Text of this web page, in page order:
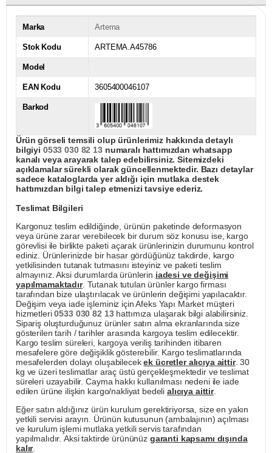
Marka Artema
Stok Kodu ARTEMA.A45786
Model
EAN Kodu 3605400046107
Barkod
Ürün görseli temsili olup ürünlerimiz hakkında detaylı
bilgiyi 0533 030 82 13numaralı hattımızdan whatsapp
kanalı veya arayarak talep edebilirsiniz. Sitemizdeki
açıklamalar sürekli olarak güncellenmektedir. Bazı detaylar
sadece kataloglarda yer aldığı için mutlaka destek
hattımızdan bilgi talep etmenizi tavsiye ederiz.
Teslimat Bilgileri
Kargonuz teslim edildiğinde, ürünün paketinde deformasyon
veya ürüne zarar verebilecek bir durum söz konusu ise, kargo
görevlisi ile birlikte paketi açarak ürünlerinizin durumunu kontrol
ediniz. Ürünlerinizde bir hasar gördüğünüz takdirde, kargo
yetkilisinden tutanak tutmasını isteyiniz ve paketi teslim
almayınız. Aksi durumlarda ürünlerin iadesi ve değişimi
yapılmamaktadır. Tutanak tutulan ürünler kargo firması
tarafından bize ulaştırılacak ve ürünlerin değişimi yapılacaktır.
Değişim veya iade işleminiz için Afeks Yapı Market müşteri
hizmetleri0533 030 82 13hattımıza ulaşarak bilgi alabilirsiniz.
Sipariş oluşturduğunuz ürünler satın alma ekranlarında size
gösterilen tarih / tarihler arasında kargoya teslim edilecektir.
Kargo teslim süreleri, kargoya veriliş tarihinden itibaren
mesafelere göre değişiklik gösterebilir. Kargo teslimatlarında
mesafelerden dolayı oluşabilecekek ücretler alıcıya aittir. 30
kg ve üzeri teslimatlar araç üstü gerçekleşmektedir ve teslimat
süreleri uzayabilir. Cayma hakkı kullanılması nedeni ile iade
edilen ürüne ilişkin kargo/nakliyat bedeli alıcıya aittir.
Eğer satın aldığınız ürün kurulum gerektiriyorsa, size en yakın
yetkili servisi arayın. Ürünün kutusunun (ambalajının) açılması
ve kurulum işlemi mutlaka yetkili servis tarafından
yapılmalıdır. Aksi taktirde ürününüz garanti kapsamı dışında
kalır.